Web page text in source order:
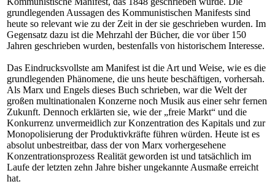
grundlegenden Aussagen des Kommunistischen Manifests sind
heute so relevant wie zu der Zeit in der sie geschrieben wurden. Im
Gegensatz dazu ist die Mehrzahl der Bücher, die vor über 150
Jahren geschrieben wurden, bestenfalls von historischem Interesse.
Das Eindrucksvollste am Manifest ist die Art und Weise, wie es die
grundlegenden Phänomene, die uns heute beschäftigen, vorhersah.
Als Marx und Engels dieses Buch schrieben, war die Welt der
großen multinationalen Konzerne noch Musik aus einer sehr fernen
Zukunft. Dennoch erklärten sie, wie der „freie Markt“ und die
Konkurrenz unvermeidlich zur Konzentration des Kapitals und zur
Monopolisierung der Produktivkräfte führen würden. Heute ist es
absolut unbestreitbar, dass der von Marx vorhergesehene
Konzentrationsprozess Realität geworden ist und tatsächlich im
Laufe der letzten zehn Jahre bisher ungekannte Ausmaße erreicht
hat.